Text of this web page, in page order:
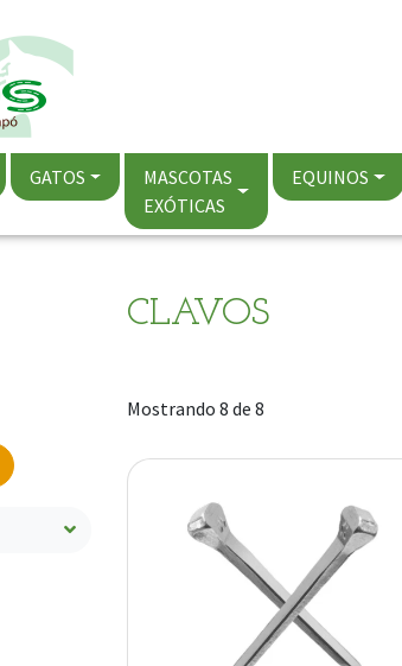
GATOS
MASCOTAS
EXÓTICAS
EQUINOS
CLAVOS
Mostrando 8 de 8